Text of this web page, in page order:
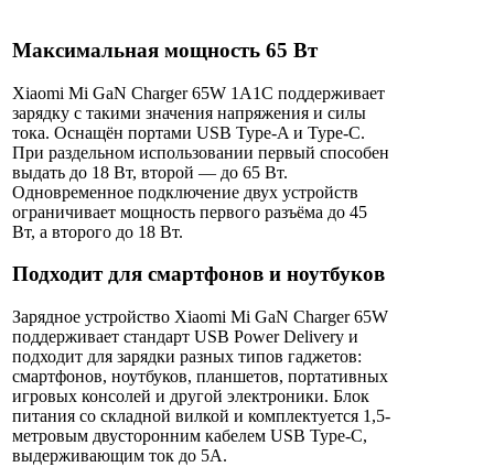
Максимальная мощность 65 Вт
Xiaomi Mi GaN Charger 65W 1A1C поддерживает
зарядку с такими значения напряжения и силы
тока. Оснащён портами USB Type-A и Type-C.
При раздельном использовании первый способен
выдать до 18 Вт, второй — до 65 Вт.
Одновременное подключение двух устройств
ограничивает мощность первого разъёма до 45
Вт, а второго до 18 Вт.
Подходит для смартфонов и ноутбуков
Зарядное устройство Xiaomi Mi GaN Charger 65W
поддерживает стандарт USB Power Delivery и
подходит для зарядки разных типов гаджетов:
смартфонов, ноутбуков, планшетов, портативных
игровых консолей и другой электроники. Блок
питания со складной вилкой и комплектуется 1,5-
метровым двусторонним кабелем USB Type-C,
выдерживающим ток до 5А.